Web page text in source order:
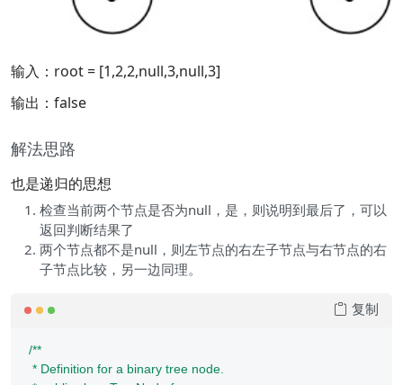
输入：root = [1,2,2,null,3,null,3]
输出：false
解法思路
也是递归的思想
检查当前两个节点是否为null，是，则说明到最后了，可以
返回判断结果了
两个节点都不是null，则左节点的右左子节点与右节点的右
子节点比较，另一边同理。
/**
复制